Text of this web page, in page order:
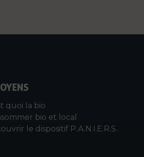
quoi la bio
bio et local
le dispositif P.A.N.I.E.R.S.